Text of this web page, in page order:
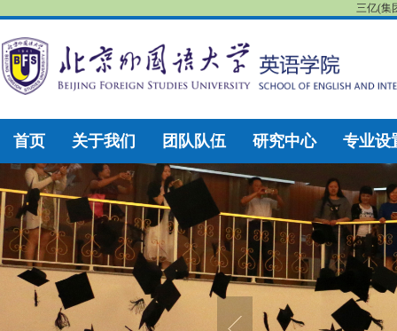
三亿(集
首页 关于我们 团队队伍 研究中心 专业设